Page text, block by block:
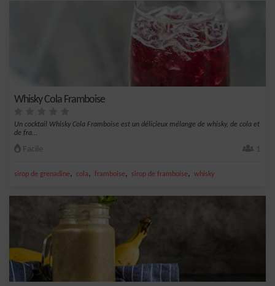
Whisky Cola Framboise
Un cocktail Whisky Cola Framboise est un délicieux mélange de whisky, de cola et
de fra...
Facile 1
sirop de grenadine, cola, framboise, sirop de framboise, whisky